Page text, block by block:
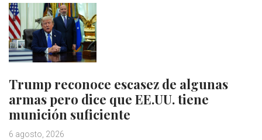
Trump reconoce escasez de algunas
armas pero dice que EE.UU. tiene
munición suficiente
6 agosto, 2026